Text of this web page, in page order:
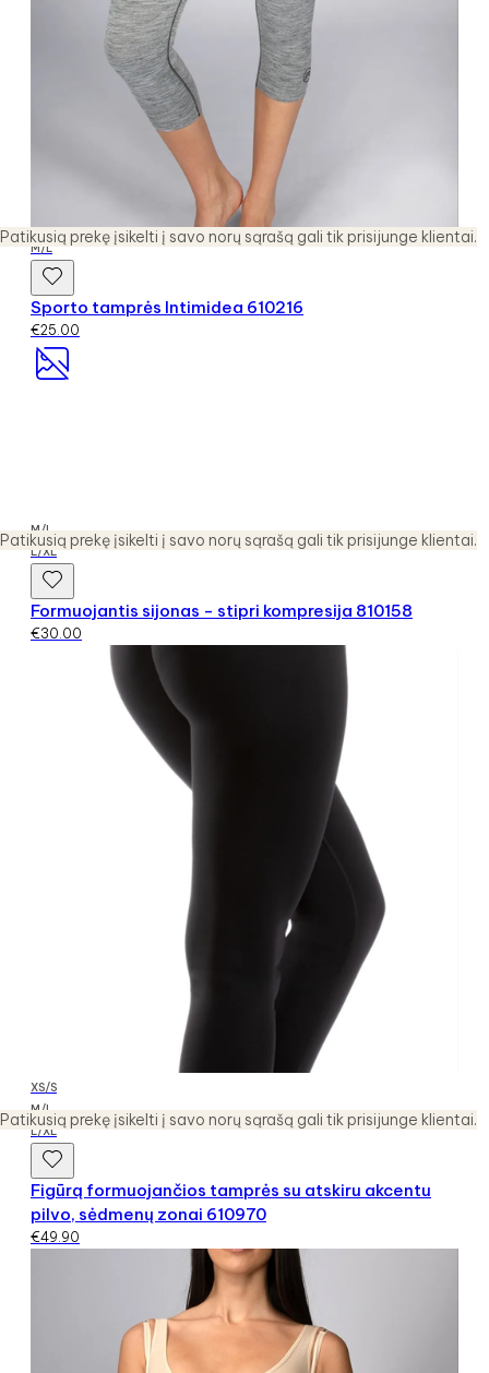
Patikusią prekę įsikelti į savo norų sąrašą gali tik prisijunge klientai.
Patikusią prekę įsikelti į savo norų sąrašą gali tik prisijunge klientai.
Patikusią prekę įsikelti į savo norų sąrašą gali tik prisijunge klientai.
M/L
Sporto tamprės Intimidea 610216
€25.00
M/L
L/XL
Formuojantis sijonas - stipri kompresija 810158
€30.00
XS/S
M/L
L/XL
Figūrą formuojančios tamprės su atskiru akcentu
pilvo, sėdmenų zonai 610970
€49.90